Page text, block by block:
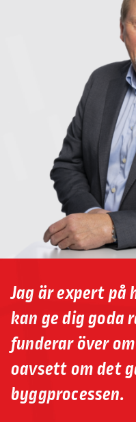
Jag är expert på
kan ge dig goda
funderar över
oavsett om det
byggprocessen.